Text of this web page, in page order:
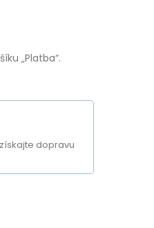
„Platba“.
dopravu